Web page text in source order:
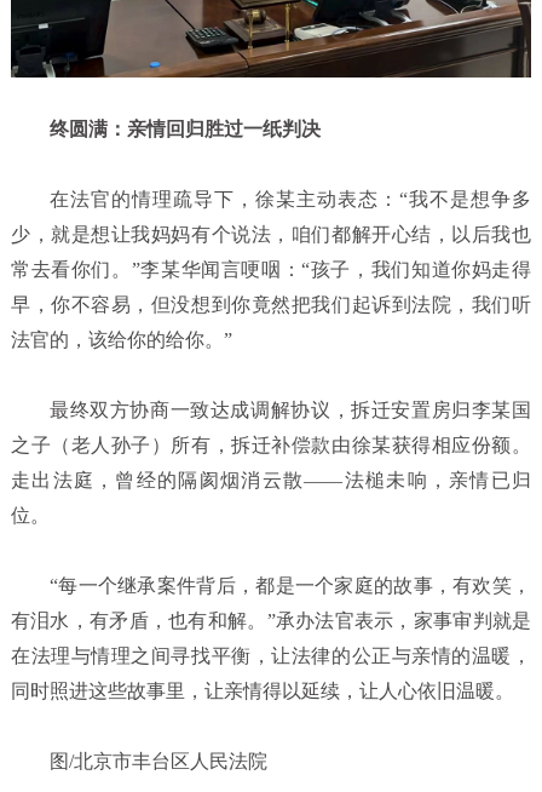
终圆满：亲情回归胜过一纸判决
在法官的情理疏导下，徐某主动表态：“我不是想争多
少，就是想让我妈妈有个说法，咱们都解开心结，以后我也
常去看你们。”李某华闻言哽咽：“孩子，我们知道你妈走得
早，你不容易，但没想到你竟然把我们起诉到法院，我们听
法官的，该给你的给你。”
最终双方协商一致达成调解协议，拆迁安置房归李某国
之子（老人孙子）所有，拆迁补偿款由徐某获得相应份额。
走出法庭，曾经的隔阂烟消云散——法槌未响，亲情已归
位。
“每一个继承案件背后，都是一个家庭的故事，有欢笑，
有泪水，有矛盾，也有和解。”承办法官表示，家事审判就是
在法理与情理之间寻找平衡，让法律的公正与亲情的温暖，
同时照进这些故事里，让亲情得以延续，让人心依旧温暖。
图/北京市丰台区人民法院